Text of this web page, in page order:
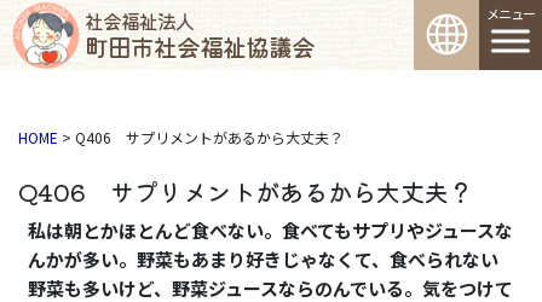
社会福祉法人
町田市社会福祉協議会
コンテンツへスキップ
メインナビゲーション
HOME > Q406 サプリメントがあるから大丈夫？
Q406 サプリメントがあるから大丈夫？
私は朝とかほとんど食べない。食べてもサプリやジュースな
んかが多い。野菜もあまり好きじゃなくて、食べられない
野菜も多いけど、野菜ジュースならのんでいる。気をつけて